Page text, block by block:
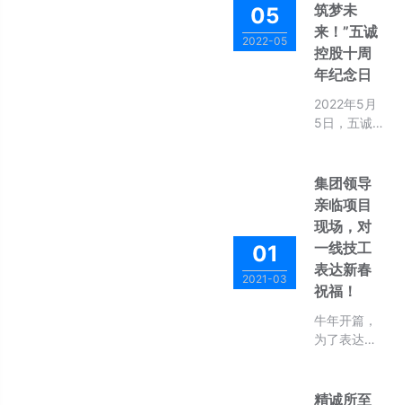
常务理事
长、辛小玲
秘书长、王
鸿德副秘书
席会议并讲
话。各成员
加会议，共
商共同体建
设之路。
共同体健康
运行和可持
续发展，现
对共同体的
成员单位包
括理事长单
位、常务理
单进行公
示。
旗,按照"总
部集中赋
能、事业部
统筹协调、
行”的体制设
计持续优化
造“平台+产
业”新商业模
式,深化实施
创新驱动战
略,加速从追
赶型企业成
长为优质品
牌企业和时
代引领型企
05
2022-05
筑梦未
来！”五诚
控股十周
年纪念日
2022年5月
5日，五诚
日，我们践
行着“五为合
一”的文化理
念，通过实
体经济不断
磨炼，铸就
了五诚第一
个十年；从
今日起我们
将展现出五
01
2021-03
集团领导
亲临项目
现场，对
一线技工
表达新春
祝福！
牛年开篇，
为了表达对
福，2月28
精诚所至